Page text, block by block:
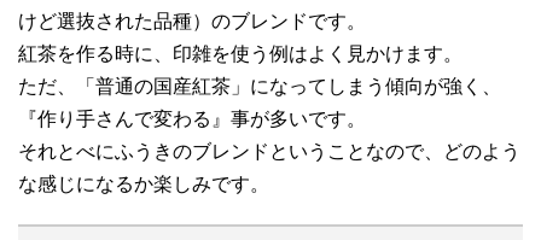
けど選抜された品種）のブレンドです。
紅茶を作る時に、印雑を使う例はよく見かけます。
ただ、「普通の国産紅茶」になってしまう傾向が強く、
『作り手さんで変わる』事が多いです。
それとべにふうきのブレンドということなので、どのよう
な感じになるか楽しみです。